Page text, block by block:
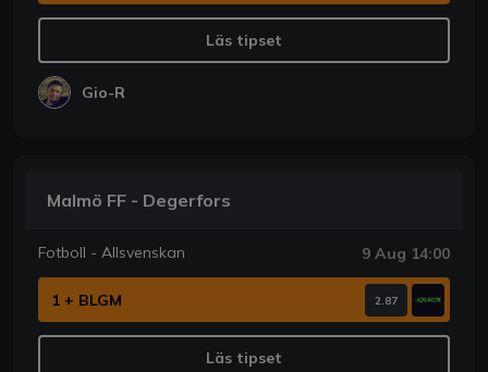
Läs tipset
Gio-R
Malmö FF - Degerfors
Fotboll - Allsvenskan 9 Aug 14:00
1 + BLGM 2.87
Läs tipset